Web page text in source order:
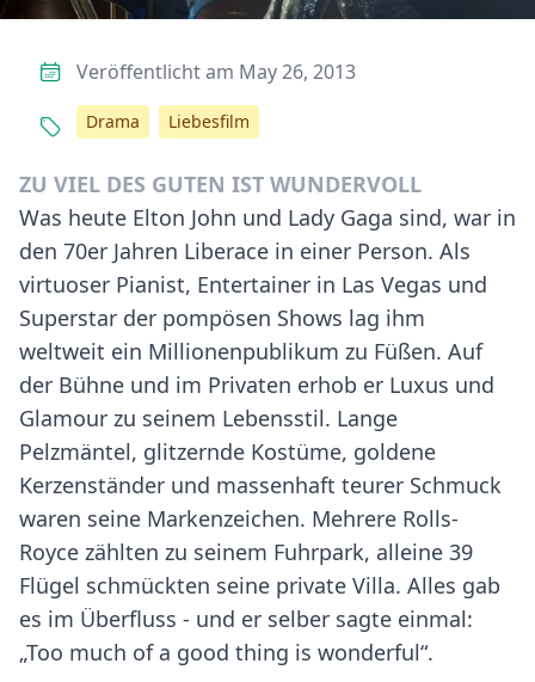
ZU VIEL DES GUTEN IST WUNDERVOLL
Was heute Elton John und Lady Gaga sind, war in
den 70er Jahren Liberace in einer Person. Als
virtuoser Pianist, Entertainer in Las Vegas und
Superstar der pompösen Shows lag ihm
weltweit ein Millionenpublikum zu Füßen. Auf
der Bühne und im Privaten erhob er Luxus und
Glamour zu seinem Lebensstil. Lange
Pelzmäntel, glitzernde Kostüme, goldene
Kerzenständer und massenhaft teurer Schmuck
waren seine Markenzeichen. Mehrere Rolls-
Royce zählten zu seinem Fuhrpark, alleine 39
Flügel schmückten seine private Villa. Alles gab
es im Überfluss - und er selber sagte einmal:
„Too much of a good thing is wonderful“.
Veröffentlicht am May 26, 2013
Drama Liebesfilm